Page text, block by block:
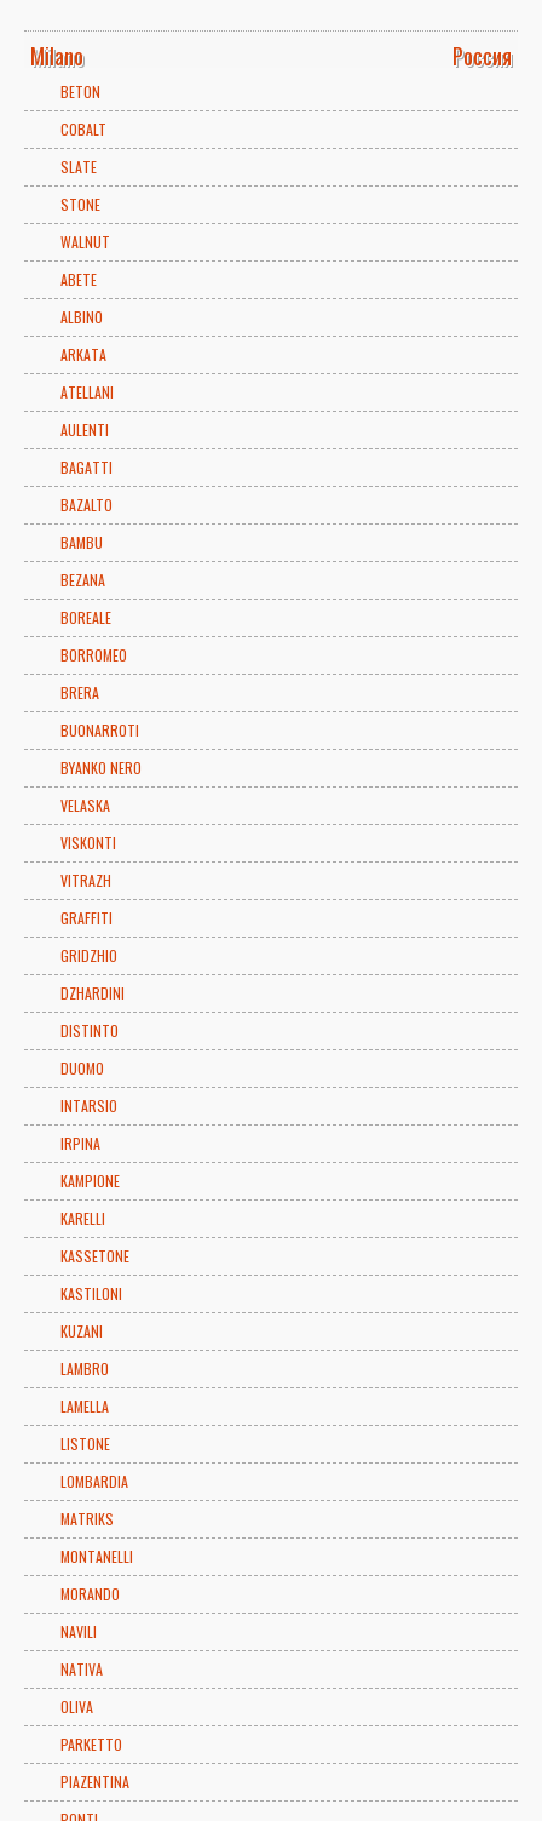
Milano Россия
BETON
COBALT
SLATE
STONE
WALNUT
ABETE
ALBINO
ARKATA
ATELLANI
AULENTI
BAGATTI
BAZALTO
BAMBU
BEZANA
BOREALE
BORROMEO
BRERA
BUONARROTI
BYANKO NERO
VELASKA
VISKONTI
VITRAZH
GRAFFITI
GRIDZHIO
DZHARDINI
DISTINTO
DUOMO
INTARSIO
IRPINA
KAMPIONE
KARELLI
KASSETONE
KASTILONI
KUZANI
LAMBRO
LAMELLA
LISTONE
LOMBARDIA
MATRIKS
MONTANELLI
MORANDO
NAVILI
NATIVA
OLIVA
PARKETTO
PIAZENTINA